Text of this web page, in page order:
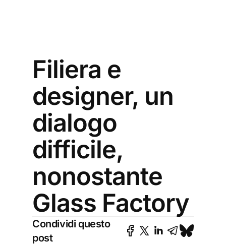
Filiera e
designer, un
dialogo
difficile,
nonostante
Glass Factory
Condividi questo
post